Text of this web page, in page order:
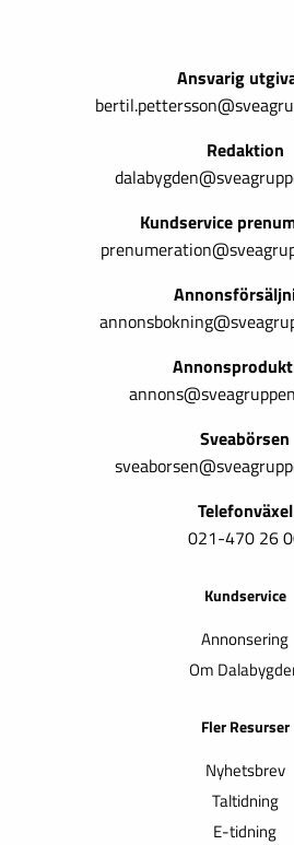
Ansvarig
Redaktion
Kundservice
Sveabörsen
Telefonväxel
021-470 26
Kundservice
Annonsering
Om
Fler Resurser
Nyhetsbrev
Taltidning
E-tidning